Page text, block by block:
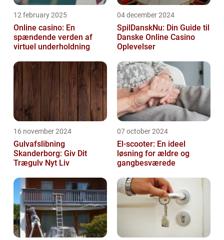
12 february 2025
Online casino: En
spændende verden af
virtuel underholdning
04 december 2024
SpilDanskNu: Din Guide til
Danske Online Casino
Oplevelser
16 november 2024
Gulvafslibning
Skanderborg: Giv Dit
Trægulv Nyt Liv
07 october 2024
El-scooter: En ideel
løsning for ældre og
gangbesværede